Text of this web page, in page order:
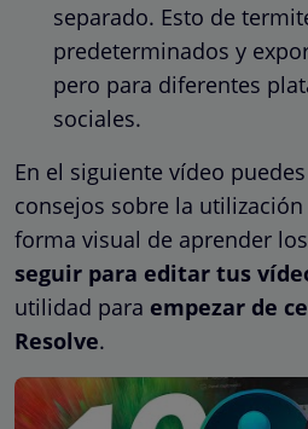
separado. Esto de
predeterminados y
pero para diferentes
sociales.
En el siguiente vídeo
consejos sobre la utilización
forma visual de aprender los
seguir para editar tus
utilidad para empezar de
Resolve.